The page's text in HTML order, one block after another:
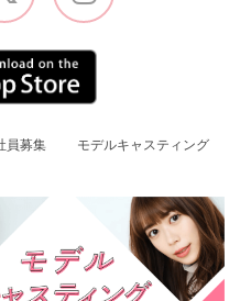
員募集 モデルキャスティング